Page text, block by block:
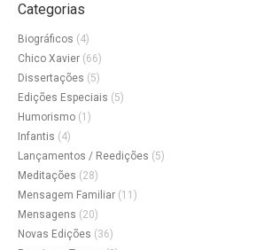
Categorias
Biográficos (4)
Chico Xavier (66)
Dissertações (5)
Edições Especiais (5)
Humorismo (1)
Infantis (4)
Lançamentos / Reedições (5)
Meditações (28)
Mensagem Familiar (11)
Mensagens (20)
Novas Edições (36)